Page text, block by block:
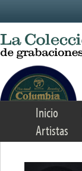
Inicio
Artistas